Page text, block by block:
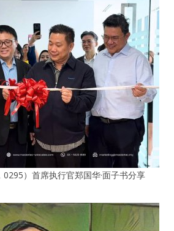
）首席执行官郑国华·面子书分享